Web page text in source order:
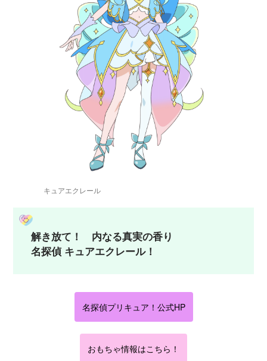
キュアエクレール
解き放て！ 内なる真実の香り
名探偵 キュアエクレール！
名探偵プリキュア！公式HP
おもちゃ情報はこちら！